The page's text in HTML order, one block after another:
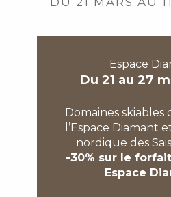
Espace
Du 21 au 27
Domaines skiables
l’Espace Diamant
nordique des
-30% sur le
Espace